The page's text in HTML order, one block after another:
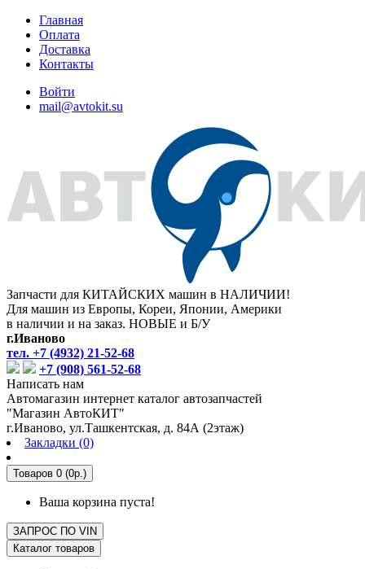
Главная
Оплата
Доставка
Контакты
Войти
mail@avtokit.su
Запчасти для КИТАЙСКИХ машин в НАЛИЧИИ!
Для машин из Европы, Кореи, Японии, Америки
в наличии и на заказ. НОВЫЕ и Б/У
г.Иваново
тел. +7 (4932) 21-52-68
+7 (908) 561-52-68
Написать нам
Автомагазин интернет каталог автозапчастей
"Магазин АвтоКИТ"
г.Иваново, ул.Ташкентская, д. 84А (2этаж)
Закладки (0)
Товаров 0 (0р.)
Ваша корзина пуста!
ЗАПРОС ПО VIN
Каталог товаров